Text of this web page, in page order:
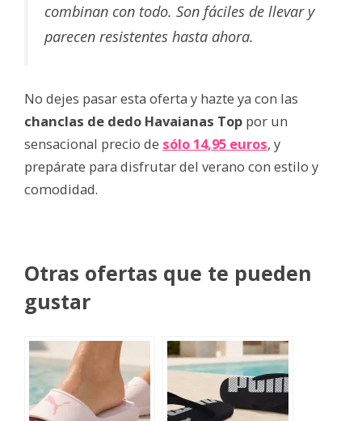
combinan con todo. Son fáciles de llevar y
parecen resistentes hasta ahora.
No dejes pasar esta oferta y hazte ya con las
chanclas de dedo Havaianas Top por un
sensacional precio de sólo 14,95 euros, y
prepárate para disfrutar del verano con estilo y
comodidad.
Otras ofertas que te pueden
gustar